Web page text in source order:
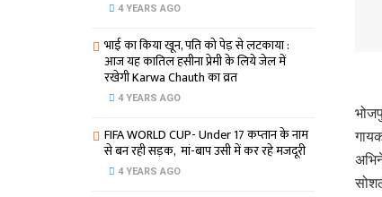
4 YEARS AGO
भाई का किया खून, पति को पेड़ से लटकाया :
आज यह कातिल हसीना प्रेमी के लिये जेल में
रखेगी Karwa Chauth का व्रत
4 YEARS AGO
FIFA WORLD CUP- Under 17 कप्‍तान के नाम
से बन रही सड़क, मां-बाप उसी में कर रहे मजदूरी
4 YEARS AGO